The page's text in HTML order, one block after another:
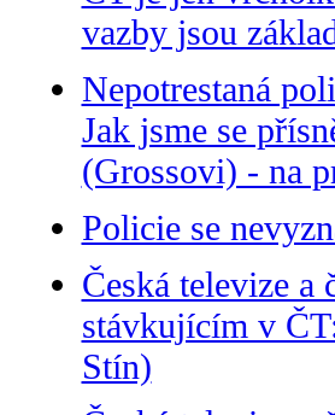
vazby jsou
Nepotrestaná
Jak jsme se
(Grossovi) - na
Policie se
Česká televize a
stávkujícím v
Stín)